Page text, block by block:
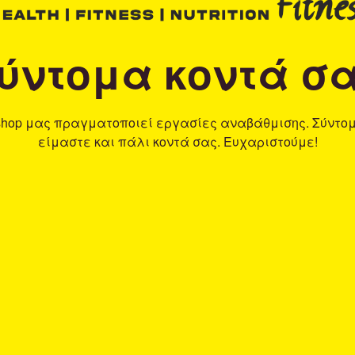
κοντά
μας πραγματοποιεί εργασίες αναβάθμισης.
είμαστε και πάλι κοντά σας. Ευχαριστούμε!